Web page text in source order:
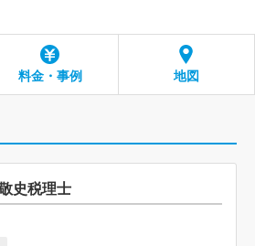
料金・事例 地図
史税理士